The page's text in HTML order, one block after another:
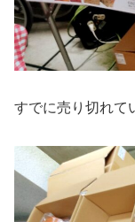
すでに売り切れて